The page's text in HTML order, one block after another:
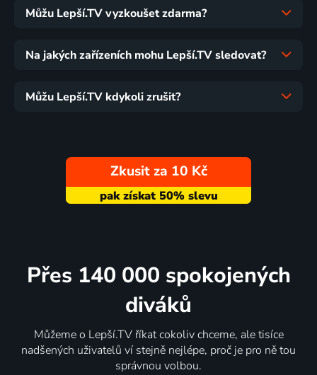
Můžu Lepší.TV vyzkoušet zdarma?
Na jakých zařízeních mohu Lepší.TV sledovat?
Můžu Lepší.TV kdykoli zrušit?
Zkusit za 10 Kč
Přes 140 000 spokojených
diváků
Můžeme o Lepší.TV říkat cokoliv chceme, ale tisíce
nadšených uživatelů ví stejně nejlépe, proč je pro ně tou
správnou volbou.